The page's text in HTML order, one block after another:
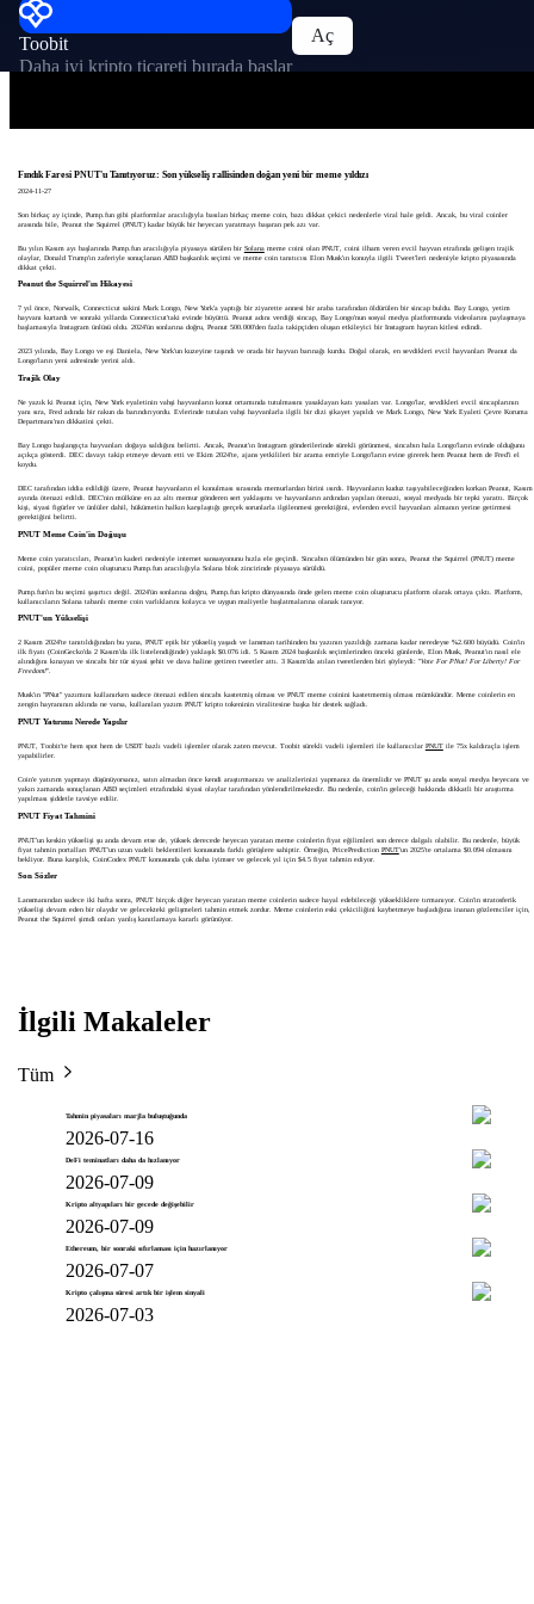
Toobit
Daha iyi kripto ticareti burada başlar
Aç
Fındık Faresi PNUT'u Tanıtıyoruz: Son yükseliş rallisinden doğan yeni bir meme yıldızı
2024-11-27
Son birkaç ay içinde, Pump.fun gibi platformlar aracılığıyla basılan birkaç meme coin, bazı dikkat çekici nedenlerle viral hale geldi. Ancak, bu viral coinler
arasında bile, Peanut the Squirrel (PNUT) kadar büyük bir heyecan yaratmayı başaran pek azı var.
Bu yılın Kasım ayı başlarında Pump.fun aracılığıyla piyasaya sürülen bir Solanameme coini olan PNUT, coini ilham veren evcil hayvan etrafında gelişen trajik
olaylar, Donald Trump'ın zaferiyle sonuçlanan ABD başkanlık seçimi ve meme coin tanıtıcısı Elon Musk'ın konuyla ilgili Tweet'leri nedeniyle kripto piyasasında
dikkat çekti.
Peanut the Squirrel'ın Hikayesi
7 yıl önce, Norwalk, Connecticut sakini Mark Longo, New York'a yaptığı bir ziyarette annesi bir araba tarafından öldürülen bir sincap buldu. Bay Longo, yetim
hayvanı kurtardı ve sonraki yıllarda Connecticut'taki evinde büyüttü. Peanut adını verdiği sincap, Bay Longo'nun sosyal medya platformunda videolarını paylaşmaya
başlamasıyla Instagram ünlüsü oldu. 2024'ün sonlarına doğru, Peanut 500.000'den fazla takipçiden oluşan etkileyici bir Instagram hayran kitlesi edindi.
2023 yılında, Bay Longo ve eşi Daniela, New York'un kuzeyine taşındı ve orada bir hayvan barınağı kurdu. Doğal olarak, en sevdikleri evcil hayvanları Peanut da
Longo'ların yeni adresinde yerini aldı.
Trajik Olay
Ne yazık ki Peanut için, New York eyaletinin vahşi hayvanların konut ortamında tutulmasını yasaklayan katı yasaları var. Longo'lar, sevdikleri evcil sincaplarının
yanı sıra, Fred adında bir rakun da barındırıyordu. Evlerinde tutulan vahşi hayvanlarla ilgili bir dizi şikayet yapıldı ve Mark Longo, New York Eyaleti Çevre Koruma
Departmanı'nın dikkatini çekti.
Bay Longo başlangıçta hayvanları doğaya saldığını belirtti. Ancak, Peanut'ın Instagram gönderilerinde sürekli görünmesi, sincabın hala Longo'ların evinde olduğunu
açıkça gösterdi. DEC davayı takip etmeye devam etti ve Ekim 2024'te, ajans yetkilileri bir arama emriyle Longo'ların evine girerek hem Peanut hem de Fred'i el
koydu.
DEC tarafından iddia edildiği üzere, Peanut hayvanların el konulması sırasında memurlardan birini ısırdı. Hayvanların kuduz taşıyabileceğinden korkan Peanut, Kasım
ayında ötenazi edildi. DEC'nin mülküne en az altı memur gönderen sert yaklaşımı ve hayvanların ardından yapılan ötenazi, sosyal medyada bir tepki yarattı. Birçok
kişi, siyasi figürler ve ünlüler dahil, hükümetin halkın karşılaştığı gerçek sorunlarla ilgilenmesi gerektiğini, evlerden evcil hayvanları almanın yerine getirmesi
gerektiğini belirtti.
PNUT Meme Coin'in Doğuşu
Meme coin yaratıcıları, Peanut'ın kaderi nedeniyle internet sansasyonunu hızla ele geçirdi. Sincabın ölümünden bir gün sonra, Peanut the Squirrel (PNUT) meme
coini, popüler meme coin oluşturucu Pump.fun aracılığıyla Solana blok zincirinde piyasaya sürüldü.
Pump.fun'ın bu seçimi şaşırtıcı değil. 2024'ün sonlarına doğru, Pump.fun kripto dünyasında önde gelen meme coin oluşturucu platform olarak ortaya çıktı. Platform,
kullanıcıların Solana tabanlı meme coin varlıklarını kolayca ve uygun maliyetle başlatmalarına olanak tanıyor.
PNUT'un Yükselişi
2 Kasım 2024'te tanıtıldığından bu yana, PNUT epik bir yükseliş yaşadı ve lansman tarihinden bu yazının yazıldığı zamana kadar neredeyse %2.600 büyüdü. Coin'in
ilk fiyatı (CoinGecko'da 2 Kasım'da ilk listelendiğinde) yaklaşık $0.076 idi. 5 Kasım 2024 başkanlık seçimlerinden önceki günlerde, Elon Musk, Peanut'ın nasıl ele
alındığını kınayan ve sincabı bir tür siyasi şehit ve dava haline getiren tweetler attı. 3 Kasım'da atılan tweetlerden biri şöyleydi: "Vote For PNut! For Liberty! For
Freedom!".
Musk'ın "PNut" yazımını kullanırken sadece ötenazi edilen sincabı kastetmiş olması ve PNUT meme coinini kastetmemiş olması mümkündür. Meme coinlerin en
zengin hayranının aklında ne varsa, kullanılan yazım PNUT kripto tokeninin viralitesine başka bir destek sağladı.
PNUT Yatırımı Nerede Yapılır
PNUT, Toobit'te hem spot hem de USDT bazlı vadeli işlemler olarak zaten mevcut. Toobit sürekli vadeli işlemleri ile kullanıcılar PNUTile 75x kaldıraçla işlem
yapabilirler.
Coin'e yatırım yapmayı düşünüyorsanız, satın almadan önce kendi araştırmanızı ve analizlerinizi yapmanız da önemlidir ve PNUT şu anda sosyal medya heyecanı ve
yakın zamanda sonuçlanan ABD seçimleri etrafındaki siyasi olaylar tarafından yönlendirilmektedir. Bu nedenle, coin'in geleceği hakkında dikkatli bir araştırma
yapılması şiddetle tavsiye edilir.
PNUT Fiyat Tahmini
PNUT'un keskin yükselişi şu anda devam etse de, yüksek derecede heyecan yaratan meme coinlerin fiyat eğilimleri son derece dalgalı olabilir. Bu nedenle, büyük
fiyat tahmin portalları PNUT'un uzun vadeli beklentileri konusunda farklı görüşlere sahiptir. Örneğin, PricePrediction PNUT'un 2025'te ortalama $0.094 olmasını
bekliyor. Buna karşılık, CoinCodex PNUT konusunda çok daha iyimser ve gelecek yıl için $4.5 fiyat tahmin ediyor.
Son Sözler
Lansmanından sadece iki hafta sonra, PNUT birçok diğer heyecan yaratan meme coinlerin sadece hayal edebileceği yüksekliklere tırmanıyor. Coin'in stratosferik
yükselişi devam eden bir olaydır ve gelecekteki gelişmeleri tahmin etmek zordur. Meme coinlerin eski çekiciliğini kaybetmeye başladığına inanan gözlemciler için,
Peanut the Squirrel şimdi onları yanlış kanıtlamaya kararlı görünüyor.
İlgili Makaleler
Tüm
Tahmin piyasaları marjla buluştuğunda
2026-07-16
DeFi teminatları daha da hızlanıyor
2026-07-09
Kripto altyapıları bir gecede değişebilir
2026-07-09
Ethereum, bir sonraki sıfırlaması için hazırlanıyor
2026-07-07
Kripto çalışma süresi artık bir işlem sinyali
2026-07-03